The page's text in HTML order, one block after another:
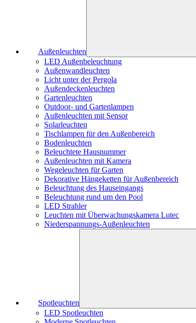
Außenleuchten
LED Außenbeleuchtung
Außenwandleuchten
Licht unter der Pergola
Außendeckenleuchten
Gartenleuchten
Outdoor- und Gartenlampen
Außenleuchten mit Sensor
Solarleuchten
Tischlampen für den Außenbereich
Bodenleuchten
Beleuchtete Hausnummer
Außenleuchten mit Kamera
Wegeleuchten für Garten
Dekorative Hängeketten für Außenbereich
Beleuchtung des Hauseingangs
Beleuchtung rund um den Pool
LED Strahler
Leuchten mit Überwachungskamera Lutec
Niederspannungs-Außenleuchten
Spotleuchten
LED Spotleuchten